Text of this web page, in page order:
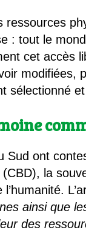
ressources
: tout le
cet accès
modifiées,
sélectionné
Sud ont
(CBD), la
l’humanité.
ainsi que
des